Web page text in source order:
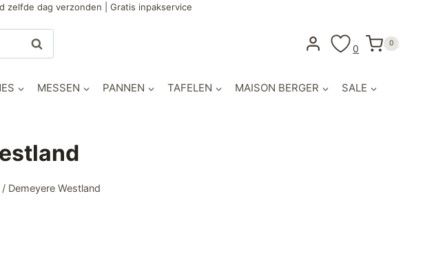
zelfde dag verzonden | Gratis inpakservice
Zoeken 0 0
MESSEN PANNEN TAFELEN MAISON BERGER SALE
/ Demeyere Westland